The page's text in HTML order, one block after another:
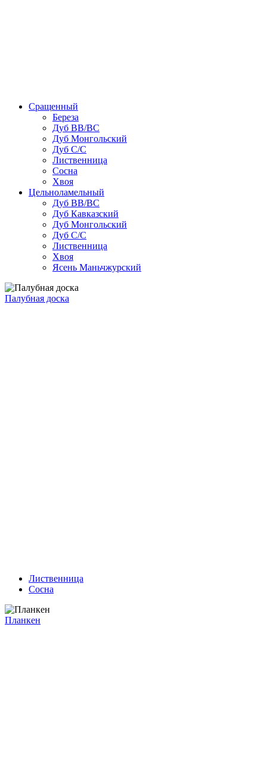
Сращенный
Береза
Дуб ВВ/ВС
Дуб Монгольский
Дуб С/С
Лиственница
Сосна
Хвоя
Цельноламельный
Дуб ВВ/ВС
Дуб Кавказский
Дуб Монгольский
Дуб С/С
Лиственница
Хвоя
Ясень Маньчжурский
Палубная доска
Лиственница
Сосна
Планкен